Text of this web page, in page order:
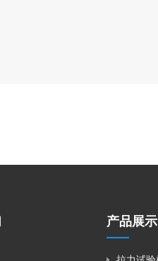
产品展示